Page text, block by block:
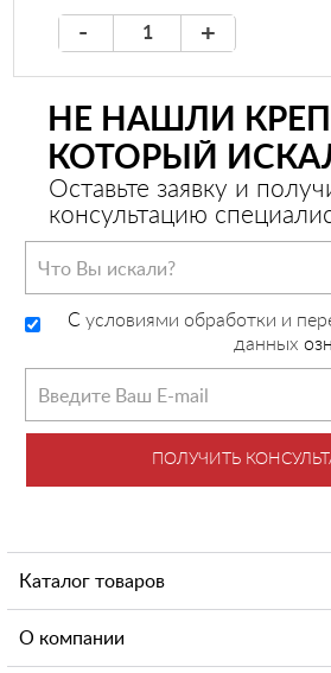
- +
НЕ НАШЛИ
КОТОРЫЙ
Оставьте заявку и
консультацию
C условиями обработки и
данных
ПОЛУЧИТЬ
Каталог товаров
О компании